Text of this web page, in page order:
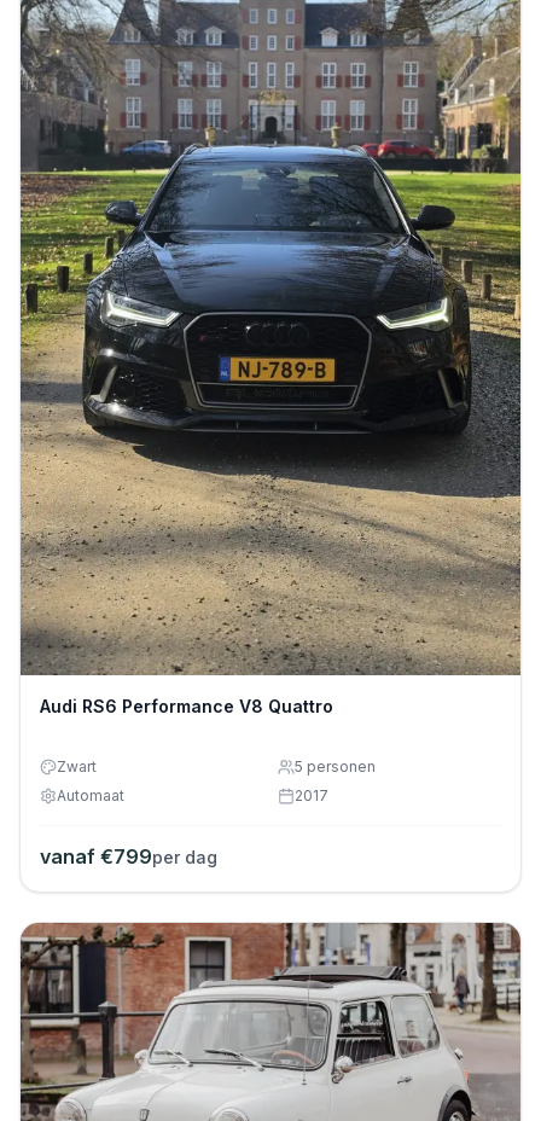
Audi RS6 Performance V8 Quattro
Zwart 5 personen
Automaat
2017
vanaf €799per dag